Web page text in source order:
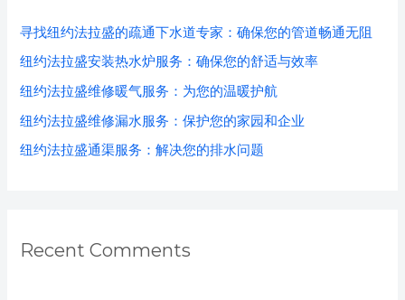
o
r
:
寻找纽约法拉盛的疏通下水道专家：确保您的管道畅通无阻
纽约法拉盛安装热水炉服务：确保您的舒适与效率
纽约法拉盛维修暖气服务：为您的温暖护航
纽约法拉盛维修漏水服务：保护您的家园和企业
纽约法拉盛通渠服务：解决您的排水问题
Recent Comments